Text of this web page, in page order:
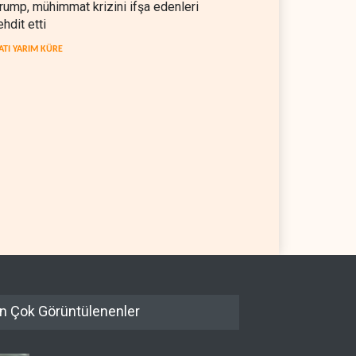
mühimmat krizini ifşa edenleri
etti
YARIM KÜRE
Çok Görüntülenenler